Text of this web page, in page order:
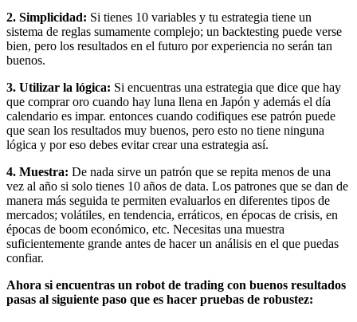
2. Simplicidad: Si tienes 10 variables y tu estrategia tiene un
sistema de reglas sumamente complejo; un backtesting puede verse
bien, pero los resultados en el futuro por experiencia no serán tan
buenos.
3. Utilizar la lógica: Si encuentras una estrategia que dice que hay
que comprar oro cuando hay luna llena en Japón y además el día
calendario es impar. entonces cuando codifiques ese patrón puede
que sean los resultados muy buenos, pero esto no tiene ninguna
lógica y por eso debes evitar crear una estrategia así.
4. Muestra: De nada sirve un patrón que se repita menos de una
vez al año si solo tienes 10 años de data. Los patrones que se dan de
manera más seguida te permiten evaluarlos en diferentes tipos de
mercados; volátiles, en tendencia, erráticos, en épocas de crisis, en
épocas de boom económico, etc. Necesitas una muestra
suficientemente grande antes de hacer un análisis en el que puedas
confiar.
Ahora si encuentras un robot de trading con buenos resultados
pasas al siguiente paso que es hacer pruebas de robustez: